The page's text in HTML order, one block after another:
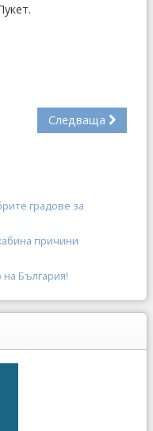
Следваща
градове за
причини
България!